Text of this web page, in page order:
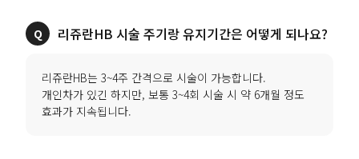
리쥬란HB 시술 주기랑 유지기간은 어떻게 되나요?
리쥬란HB는 3~4주 간격으로 시술이 가능합니다.
개인차가 있긴 하지만, 보통 3~4회 시술 시 약 6개월 정도
효과가 지속됩니다.